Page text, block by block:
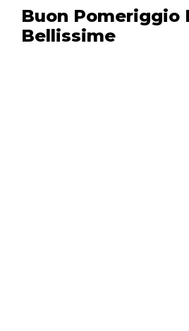
Buon Pomeriggio
Bellissime